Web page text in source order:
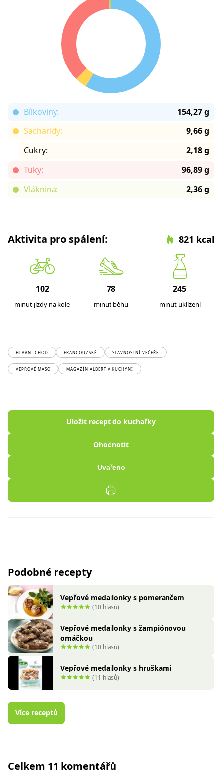
Bílkoviny:
154,27 g
Sacharidy:
9,66 g
Cukry:
2,18 g
Tuky:
96,89 g
Vláknina:
2,36 g
Aktivita pro spálení: 821 kcal
102
minut jízdy na kole
78
minut běhu
245
minut uklízení
HLAVNÍ CHOD FRANCOUZSKÉ SLAVNOSTNÍ VEČEŘE
VEPŘOVÉ MASO MAGAZÍN ALBERT V KUCHYNI
Uložit recept do kuchařky
Ohodnotit
Uvařeno
Podobné recepty
Vepřové medailonky s pomerančem
(10 hlasů)
Vepřové medailonky s žampiónovou
omáčkou
(10 hlasů)
Vepřové medailonky s hruškami
(11 hlasů)
Více receptů
Celkem 11 komentářů